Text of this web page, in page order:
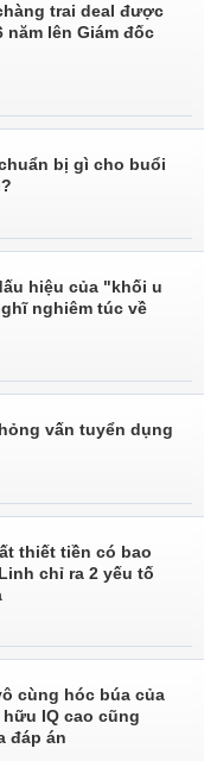
trai deal được
lên Giám đốc
bị gì cho buổi
hiệu của "khối u
nghiêm túc về
vấn tuyển dụng
thiết tiền có bao
chỉ ra 2 yếu tố
cùng hóc búa của
IQ cao cũng
đáp án